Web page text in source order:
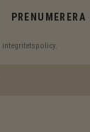
PRENUMERERA
integritetspolicy.